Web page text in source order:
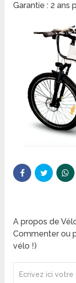
Garantie : 2 ans
A propos de
Commenter ou
vélo !)